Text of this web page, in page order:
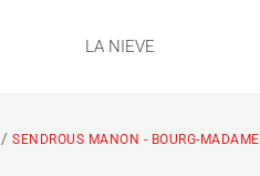
LA NIEVE
/ SENDROUS MANON - BOURG-MADAME